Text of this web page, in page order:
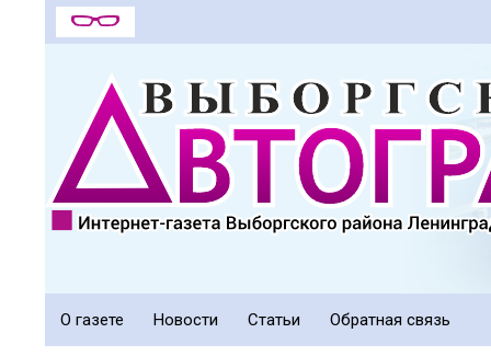
О газете Новости Статьи Обратная связь